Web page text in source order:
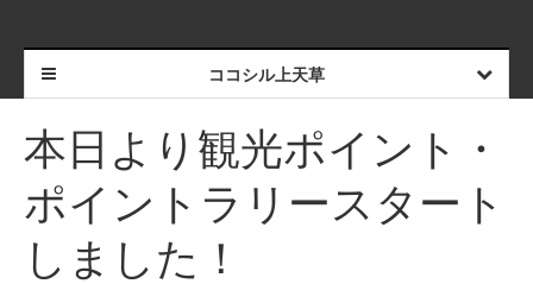
ココシル上天草
本日より観光ポイント・
ポイントラリースタート
しました！